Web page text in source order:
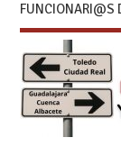
FUNCIONARI@S